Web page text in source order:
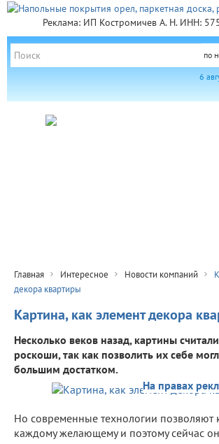
Реклама: ИП Костромичев А. Н. ИНН:
по
6
Главная Интересное Новости компаний
декора квартиры
Картина, как элемент декора
Несколько веков назад, картины
роскоши, так как позволить их себе
большим достатком.
На правах
Но современные технологии позволяют
каждому желающему и поэтому сейчас